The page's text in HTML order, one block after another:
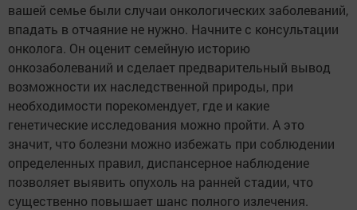
вашей семье были случаи онкологических заболеваний,
впадать в отчаяние не нужно. Начните с консультации
онколога. Он оценит семейную историю
онкозаболеваний и сделает предварительный вывод
возможности их наследственной природы, при
необходимости порекомендует, где и какие
генетические исследования можно пройти. А это
значит, что болезни можно избежать при соблюдении
определенных правил, диспансерное наблюдение
позволяет выявить опухоль на ранней стадии, что
существенно повышает шанс полного излечения.